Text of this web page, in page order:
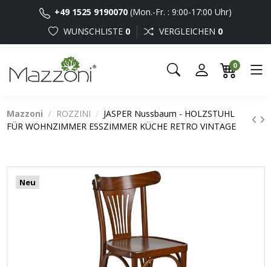
+49 1525 9190070 (Mon.-Fr. : 9:00-17:00 Uhr)
WUNSCHLISTE 0 VERGLEICHEN 0
0
Mazzoni ROZZINI
JASPER Nussbaum - HOLZSTUHL
FÜR WOHNZIMMER ESSZIMMER KÜCHE RETRO VINTAGE
Neu